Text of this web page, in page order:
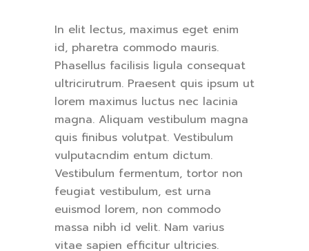
In elit lectus, maximus eget enim
id, pharetra commodo mauris.
Phasellus facilisis ligula consequat
ultricirutrum. Praesent quis ipsum ut
lorem maximus luctus nec lacinia
magna. Aliquam vestibulum magna
quis finibus volutpat. Vestibulum
vulputacndim entum dictum.
Vestibulum fermentum, tortor non
feugiat vestibulum, est urna
euismod lorem, non commodo
massa nibh id velit. Nam varius
vitae sapien efficitur ultricies.